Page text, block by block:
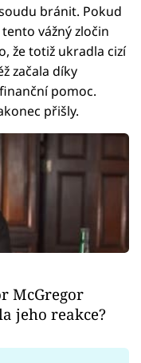
bránit. Pokud
vážný zločin
že totiž ukradla cizí
začala díky
pomoc.
přišly.
McGregor
jeho reakce?